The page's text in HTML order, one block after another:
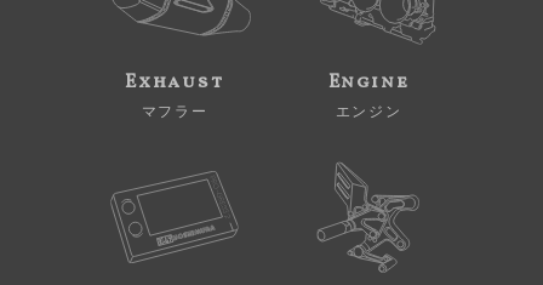
Exhaust
マフラー
Engine
エンジン